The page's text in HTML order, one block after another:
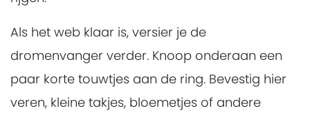
Als het web klaar is, versier je de
dromenvanger verder. Knoop onderaan een
paar korte touwtjes aan de ring. Bevestig hier
veren, kleine takjes, bloemetjes of andere